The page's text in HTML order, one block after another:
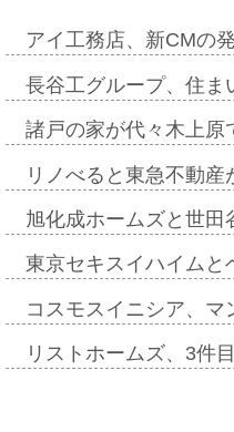
アイ工務店、新CMの
長谷工グループ、住
諸戸の家が代々木上
リノべると東急不動
旭化成ホームズと世
東京セキスイハイム
コスモスイニシア、
リストホームズ、3件